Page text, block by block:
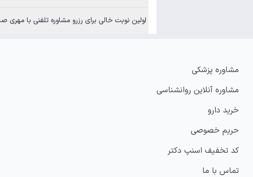
اولین نوبت خالی برای رزرو مشاوره تلفنی با مهری صداقت چه زمانی است؟
مشاوره پزشکی
مشاوره آنلاین روانشناسی
خرید دارو
حریم خصوصی
کد تخفیف اسنپ دکتر
تماس با ما